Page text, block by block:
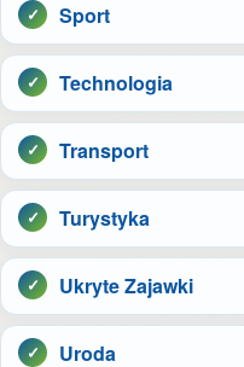
Sport
Technologia
Transport
Turystyka
Ukryte Zajawki
Uroda